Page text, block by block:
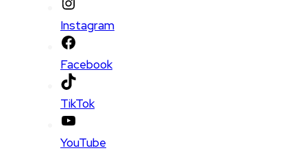
Instagram
Facebook
TikTok
YouTube